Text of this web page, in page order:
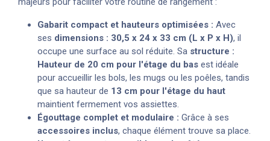
Gabarit compact et hauteurs optimisées : Avec
ses dimensions : 30,5 x 24 x 33 cm (L x P x H), il
occupe une surface au sol réduite. Sa structure :
Hauteur de 20 cm pour l'étage du bas est idéale
pour accueillir les bols, les mugs ou les poêles, tandis
que sa hauteur de 13 cm pour l'étage du haut
maintient fermement vos assiettes.
Égouttage complet et modulaire : Grâce à ses
accessoires inclus, chaque élément trouve sa place.